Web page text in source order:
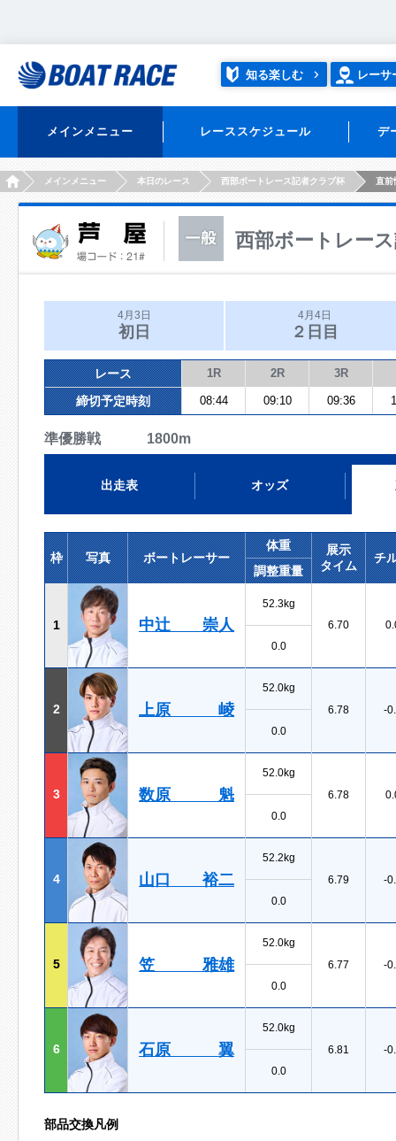
知る楽しむ レーサ
メインメニュー レーススケジュール デ
HOMEメインメニュー 本日のレース 西部ボートレース記者クラブ杯 直前
西部ボートレー
4月3日
初日
4月4日
２日目
レース 1R 2R 3R
締切予定時刻 08:44 09:10 09:36
準優勝戦 1800m
出走表 オッズ
枠 写真 ボートレーサー
体重
展示
タイム
チ
調整重量
1 中辻 崇人
52.3kg
6.70
0.0
2 上原 崚
52.0kg
6.78
-
0.0
3 数原 魁
52.0kg
6.78
0.0
4 山口 裕二
52.2kg
6.79
-
0.0
5 笠 雅雄
52.0kg
6.77
-
0.0
6 石原 翼
52.0kg
6.81
-
0.0
部品交換凡例